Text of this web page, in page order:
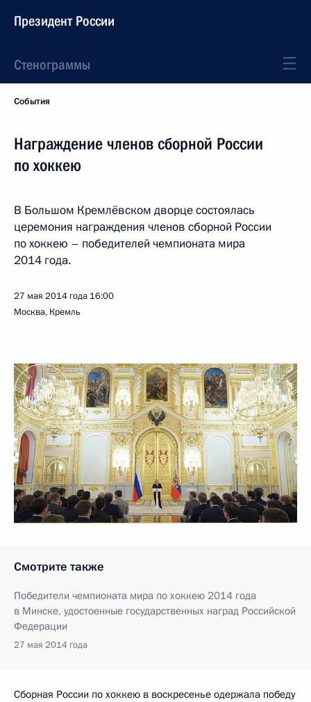
Президент России
Стенограммы
События
Награждение членов сборной России
по хоккею
В Большом Кремлёвском дворце состоялась
церемония награждения членов сборной России
по хоккею – победителей чемпионата мира
2014 года.
27 мая 2014 года 16:00
Москва, Кремль
Смотрите также
Победители чемпионата мира по хоккею 2014 года
в Минске, удостоенные государственных наград Российской
Федерации
27 мая 2014 года
Сборная России по хоккею в воскресенье одержала победу